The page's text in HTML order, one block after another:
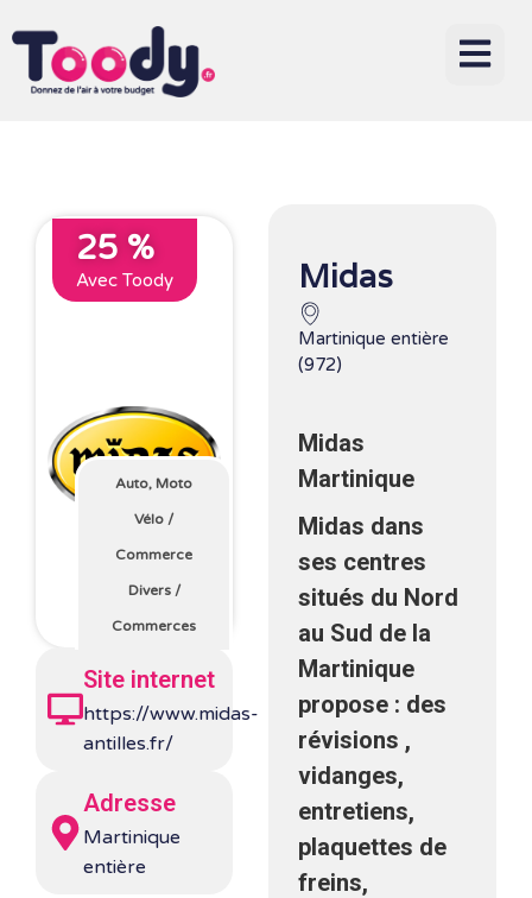
25 %
Avec Toody
Auto, Moto
Vélo /
Commerce
Divers/
Commerces
Site internet
https://www.midas-
antilles.fr/
Adresse
Martinique
entière
Midas
Martinique entière
(972)
Midas
Martinique
Midas dans
ses centres
situés du Nord
au Sud de la
Martinique
propose : des
révisions ,
vidanges,
entretiens,
plaquettes de
freins,